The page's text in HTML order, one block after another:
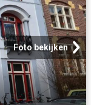
Foto bekijken